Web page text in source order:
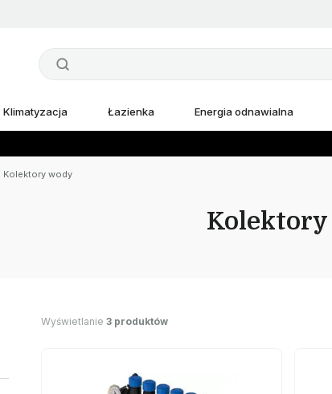
Klimatyzacja Łazienka Energia odnawialna
Kolektory wody
Kolektory
Wyświetlanie 3 produktów